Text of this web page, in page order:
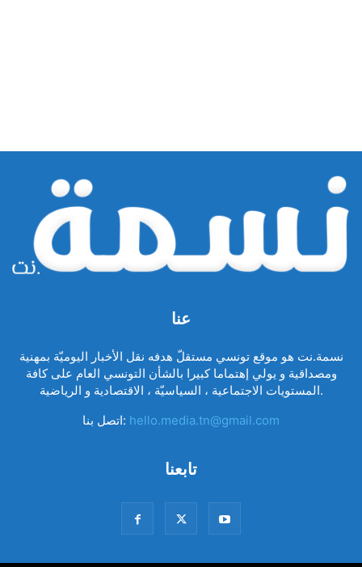
عنا
نسمة.نت هو موقع تونسي مستقلّ هدفه نقل الأخبار اليوميّة بمهنية
ومصداقية و يولي إهتماما كبيرا بالشأن التونسي العام على كافة
المستويات الاجتماعية ، السياسيّة ، الاقتصادية و الرياضية.
اتصل بنا: hello.media.tn@gmail.com
تابعنا